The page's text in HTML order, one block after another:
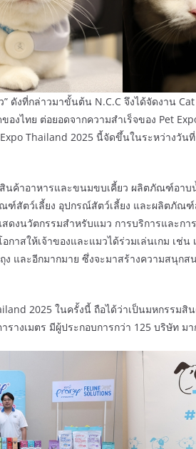
” ดังที่กล่าวมาขั้นต้น N.C.C จึงได้จัดงาน
งไทย ต่อยอดจากความสำเร็จของ Pet
Thailand 2025 นี้จัดขึ้นในระหว่างวัน
นค้าอาหารและขนมขบเคี้ยว ผลิตภัณฑ์อาบ
ณฑ์สัตว์เลี้ยง อุปกรณ์สัตว์เลี้ยง และผลิตภัณ
ดงนวัตกรรมสำหรับแมว การบริการและก
กาสให้เจ้าของและแมวได้ร่วมเล่นเกม เช่
ง และอีกมากมาย ซึ่งจะมาสร้างความสนุก
2025 ในครั้งนี้ ถือได้ว่าเป็นมหกรรม
รางเมตร มีผู้ประกอบการกว่า 125 บริษัท ม